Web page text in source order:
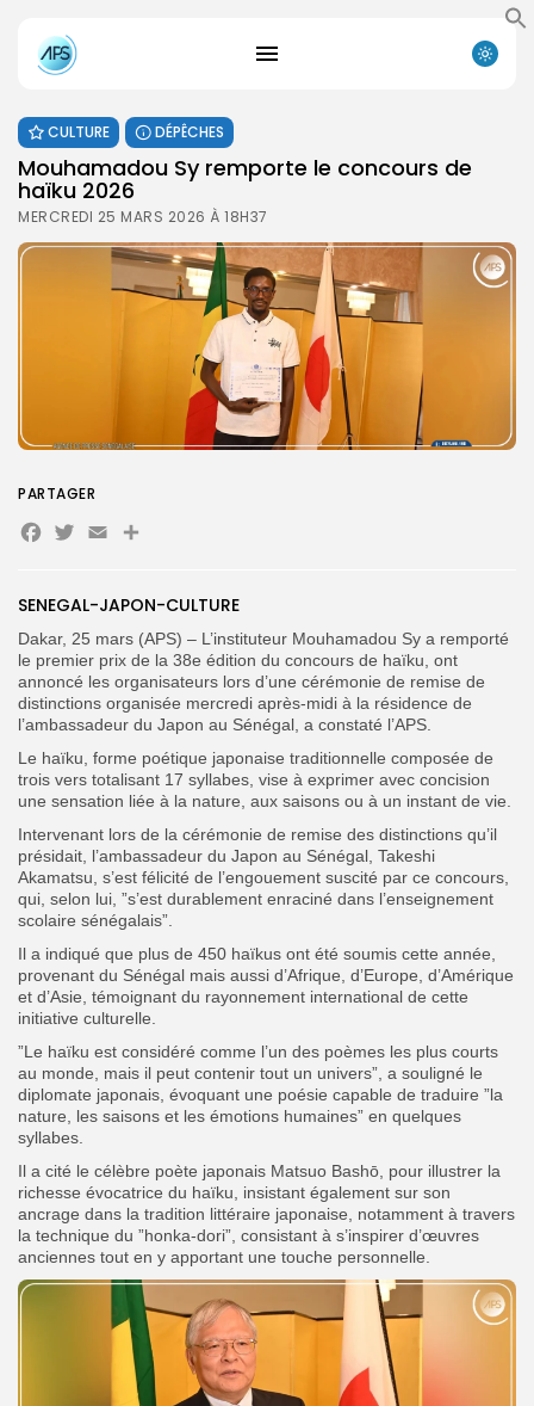
Search
for:
Search
Button
FR
CULTURE DÉPÊCHES
Mouhamadou Sy remporte le concours de
haïku 2026
MERCREDI 25 MARS 2026 À 18H37
SENEGAL-JAPON-CULTURE
Dakar, 25 mars (APS) – L’instituteur Mouhamadou Sy a remporté
le premier prix de la 38e édition du concours de haïku, ont
annoncé les organisateurs lors d’une cérémonie de remise de
distinctions organisée mercredi après-midi à la résidence de
l’ambassadeur du Japon au Sénégal, a constaté l’APS.
Le haïku, forme poétique japonaise traditionnelle composée de
trois vers totalisant 17 syllabes, vise à exprimer avec concision
une sensation liée à la nature, aux saisons ou à un instant de vie.
‎Intervenant lors de la cérémonie de remise des distinctions qu’il
présidait, l’ambassadeur du Japon au Sénégal, Takeshi
Akamatsu, s’est félicité de l’engouement suscité par ce concours,
qui, selon lui, ”s’est durablement enraciné dans l’enseignement
scolaire sénégalais”.
Il a indiqué que plus de 450 haïkus ont été soumis cette année,
provenant du Sénégal mais aussi d’Afrique, d’Europe, d’Amérique
et d’Asie, témoignant du rayonnement international de cette
initiative culturelle.
‎”Le haïku est considéré comme l’un des poèmes les plus courts
au monde, mais il peut contenir tout un univers”, a souligné le
diplomate japonais, évoquant une poésie capable de traduire ”la
nature, les saisons et les émotions humaines” en quelques
syllabes.
Il a cité le célèbre poète japonais Matsuo Bashō, pour illustrer la
richesse évocatrice du haïku, insistant également sur son
ancrage dans la tradition littéraire japonaise, notamment à travers
la technique du ”honka-dori”, consistant à s’inspirer d’œuvres
anciennes tout en y apportant une touche personnelle.
PARTAGER
Facebook
Twitter
Email